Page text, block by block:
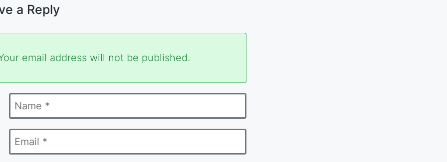
a Reply
email address will not be published.
Name
*
Email
*